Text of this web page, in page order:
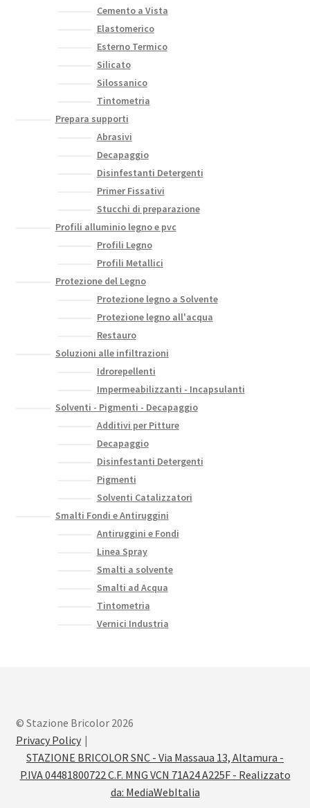
Cemento a Vista
Elastomerico
Esterno Termico
Silicato
Silossanico
Tintometria
Prepara supporti
Abrasivi
Decapaggio
Disinfestanti Detergenti
Primer Fissativi
Stucchi di preparazione
Profili alluminio legno e pvc
Profili Legno
Profili Metallici
Protezione del Legno
Protezione legno a Solvente
Protezione legno all'acqua
Restauro
Soluzioni alle infiltrazioni
Idrorepellenti
Impermeabilizzanti - Incapsulanti
Solventi - Pigmenti - Decapaggio
Additivi per Pitture
Decapaggio
Disinfestanti Detergenti
Pigmenti
Solventi Catalizzatori
Smalti Fondi e Antiruggini
Antiruggini e Fondi
Linea Spray
Smalti a solvente
Smalti ad Acqua
Tintometria
Vernici Industria
© Stazione Bricolor 2026
Privacy Policy
STAZIONE BRICOLOR SNC - Via Massaua 13, Altamura -
P.IVA 04481800722 C.F. MNG VCN 71A24 A225F - Realizzato
da: MediaWebItalia